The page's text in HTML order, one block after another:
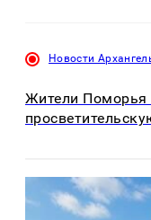
Новости
Жители Поморья